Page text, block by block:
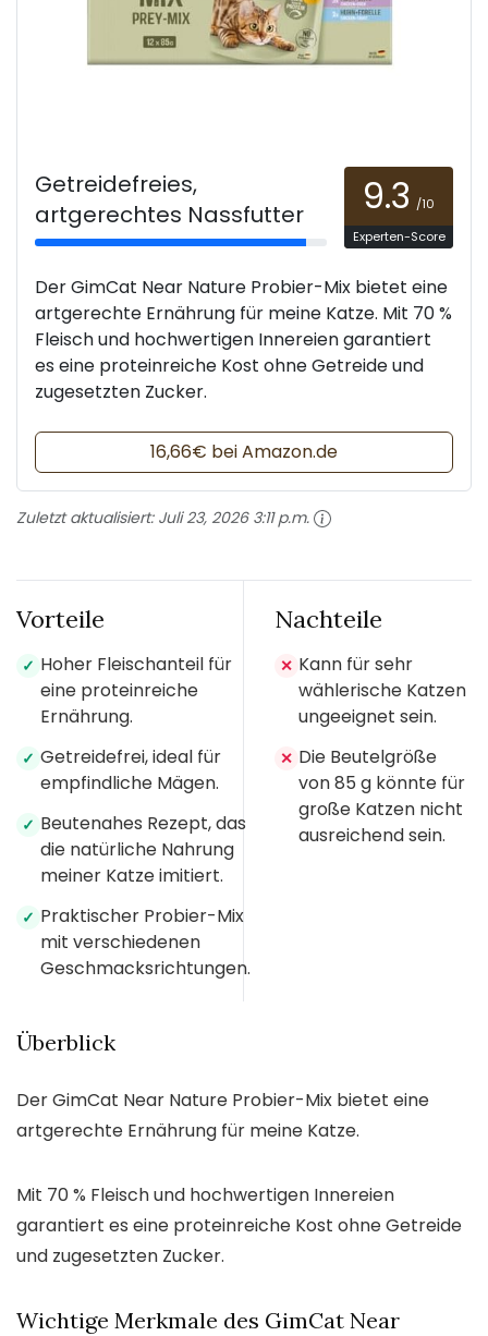
Getreidefreies,
artgerechtes Nassfutter
9.3 /10
Experten-Score
Der GimCat Near Nature Probier-Mix bietet eine
artgerechte Ernährung für meine Katze. Mit 70 %
Fleisch und hochwertigen Innereien garantiert
es eine proteinreiche Kost ohne Getreide und
zugesetzten Zucker.
16,66€ bei Amazon.de
Zuletzt aktualisiert: Juli 23, 2026 3:11 p.m.
Vorteile
✓ Hoher Fleischanteil für
eine proteinreiche
Ernährung.
✓ Getreidefrei, ideal für
empfindliche Mägen.
✓ Beutenahes Rezept, das
die natürliche Nahrung
meiner Katze imitiert.
✓ Praktischer Probier-Mix
mit verschiedenen
Geschmacksrichtungen.
Nachteile
✕ Kann für sehr
wählerische Katzen
ungeeignet sein.
✕ Die Beutelgröße
von 85 g könnte für
große Katzen nicht
ausreichend sein.
Überblick
Der GimCat Near Nature Probier-Mix bietet eine
artgerechte Ernährung für meine Katze.
Mit 70 % Fleisch und hochwertigen Innereien
garantiert es eine proteinreiche Kost ohne Getreide
und zugesetzten Zucker.
Wichtige Merkmale des GimCat Near